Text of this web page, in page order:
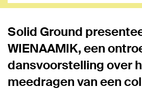
Solid Ground
WIENAAMIK, een
dansvoorstelling over
meedragen van een